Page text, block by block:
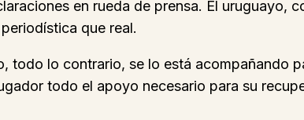
en rueda de prensa. El uruguayo,
que real.
todo lo contrario, se lo está acompañando
todo el apoyo necesario para su